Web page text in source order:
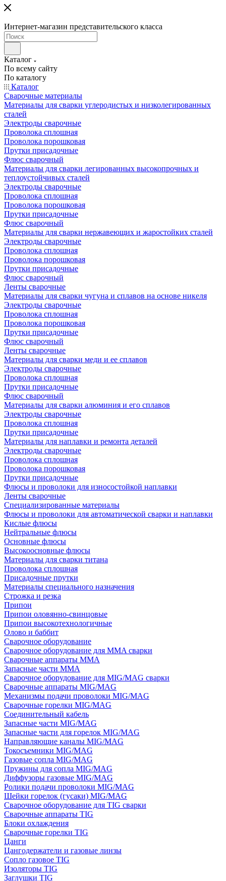
Интернет-магазин представительского класса
Каталог
По всему сайту
По каталогу
Каталог
Сварочные материалы
Материалы для сварки углеродистых и низколегированных
сталей
Электроды сварочные
Проволока сплошная
Проволока порошковая
Прутки присадочные
Флюс сварочный
Материалы для сварки легированных высокопрочных и
теплоустойчивых сталей
Электроды сварочные
Проволока сплошная
Проволока порошковая
Прутки присадочные
Флюс сварочный
Материалы для сварки нержавеющих и жаростойких сталей
Электроды сварочные
Проволока сплошная
Проволока порошковая
Прутки присадочные
Флюс сварочный
Ленты сварочные
Материалы для сварки чугуна и сплавов на основе никеля
Электроды сварочные
Проволока сплошная
Проволока порошковая
Прутки присадочные
Флюс сварочный
Ленты сварочные
Материалы для сварки меди и ее сплавов
Электроды сварочные
Проволока сплошная
Прутки присадочные
Флюс сварочный
Материалы для сварки алюминия и его сплавов
Электроды сварочные
Проволока сплошная
Прутки присадочные
Материалы для наплавки и ремонта деталей
Электроды сварочные
Проволока сплошная
Проволока порошковая
Прутки присадочные
Флюсы и проволоки для износостойкой наплавки
Ленты сварочные
Специализированные материалы
Флюсы и проволоки для автоматической сварки и наплавки
Кислые флюсы
Нейтральные флюсы
Основные флюсы
Высокоосновные флюсы
Материалы для сварки титана
Проволока сплошная
Присадочные прутки
Материалы специального назначения
Строжка и резка
Припои
Припои оловянно-свинцовые
Припои высокотехнологичные
Олово и баббит
Сварочное оборудование
Сварочное оборудование для MMA сварки
Сварочные аппараты MMA
Запасные части MMA
Сварочное оборудование для MIG/MAG сварки
Сварочные аппараты MIG/MAG
Механизмы подачи проволоки MIG/MAG
Сварочные горелки MIG/MAG
Соединительный кабель
Запасные части MIG/MAG
Запасные части для горелок MIG/MAG
Направляющие каналы MIG/MAG
Токосъемники MIG/MAG
Газовые сопла MIG/MAG
Пружины для сопла MIG/MAG
Диффузоры газовые MIG/MAG
Ролики подачи проволоки MIG/MAG
Шейки горелок (гусаки) MIG/MAG
Сварочное оборудование для TIG сварки
Сварочные аппараты TIG
Блоки охлаждения
Сварочные горелки TIG
Цанги
Цангодержатели и газовые линзы
Сопло газовое TIG
Изоляторы TIG
Заглушки TIG